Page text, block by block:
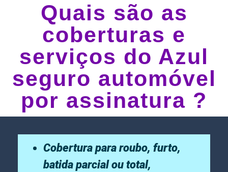
Quais são as
coberturas e
serviços do Azul
seguro automóvel
por assinatura ?
Cobertura para roubo, furto,
batida parcial ou total,